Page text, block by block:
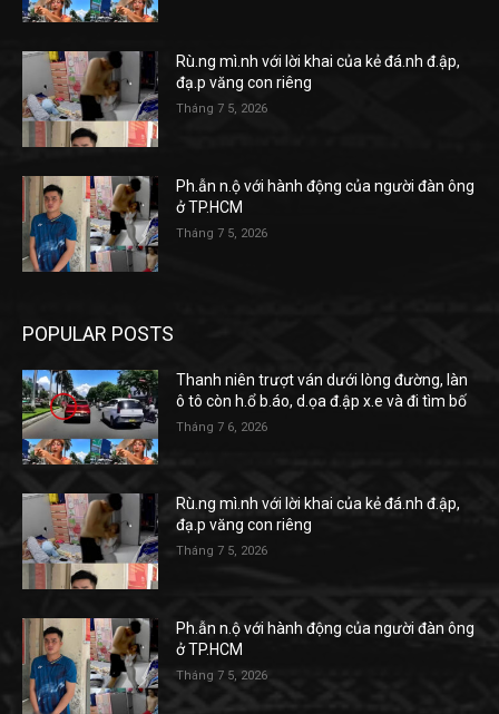
Rù.ng mì.nh với lời khai của kẻ đá.nh đ.ập,
đạ.p văng con riêng
Tháng 7 5, 2026
Ph.ẫn n.ộ với hành động của người đàn ông
ở TP.HCM
Tháng 7 5, 2026
POPULAR POSTS
Thanh niên trượt ván dưới lòng đường, làn
ô tô còn h.ổ b.áo, d.ọa đ.ập x.e và đi tìm bố
Tháng 7 6, 2026
Rù.ng mì.nh với lời khai của kẻ đá.nh đ.ập,
đạ.p văng con riêng
Tháng 7 5, 2026
Ph.ẫn n.ộ với hành động của người đàn ông
ở TP.HCM
Tháng 7 5, 2026